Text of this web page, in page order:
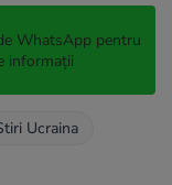
WhatsApp pentru
informații
Ucraina